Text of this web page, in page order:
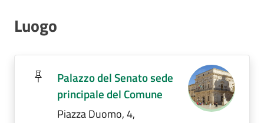
Luogo
Palazzo del Senato sede
principale del Comune
Piazza Duomo, 4,